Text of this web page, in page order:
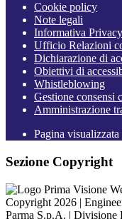
Cookie policy
Note legali
Informativa Privacy
Ufficio Relazioni
Dichiarazione di
Obiettivi di
Whistleblowing
Gestione consensi
Amministrazione
Pagina visualizzata
Sezione Copyright
Copyright 2026 |
Parma S.p.A. |